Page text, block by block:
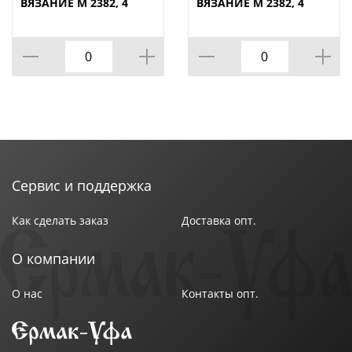
Сервис и поддержка
Как сделать заказ Доставка опт.
О компании
О нас Контакты опт.